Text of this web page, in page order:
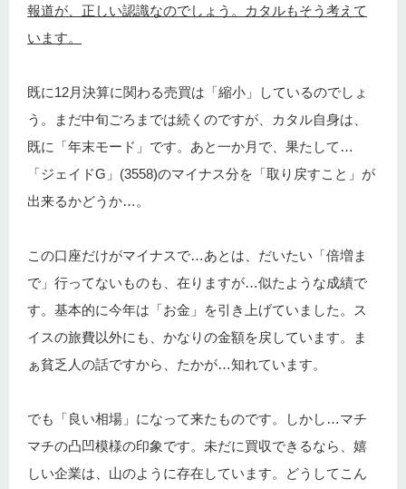
報道が、正しい認識なのでしょう。カタルもそう考えて
います。
既に12月決算に関わる売買は「縮小」しているのでしょ
う。まだ中旬ごろまでは続くのですが、カタル自身は、
既に「年末モード」です。あと一か月で、果たして…
「ジェイドG」(3558)のマイナス分を「取り戻すこと」が
出来るかどうか…。
この口座だけがマイナスで…あとは、だいたい「倍増ま
で」行ってないものも、在りますが…似たような成績で
す。基本的に今年は「お金」を引き上げていました。ス
イスの旅費以外にも、かなりの金額を戻しています。ま
ぁ貧乏人の話ですから、たかが…知れています。
でも「良い相場」になって来たものです。しかし…マチ
マチの凸凹模様の印象です。未だに買収できるなら、嬉
しい企業は、山のように存在しています。どうしてこん